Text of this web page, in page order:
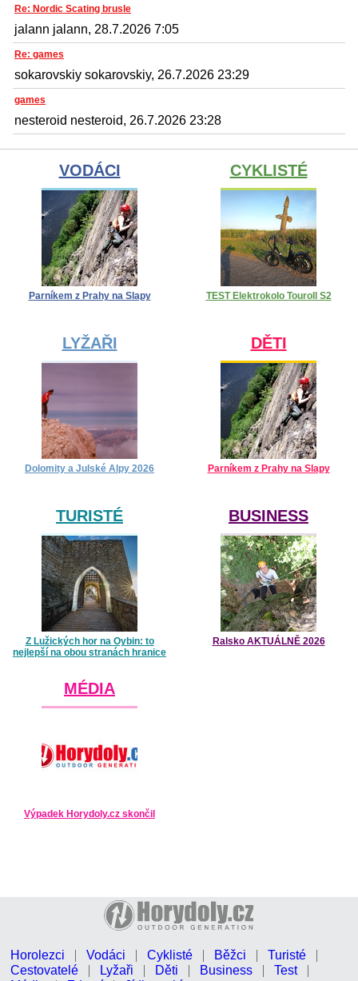
Re: Nordic Scating brusle
jalann jalann, 28.7.2026 7:05
Re: games
sokarovskiy sokarovskiy, 26.7.2026 23:29
games
nesteroid nesteroid, 26.7.2026 23:28
VODÁCI
Parníkem z Prahy na Slapy
CYKLISTÉ
TEST Elektrokolo Touroll S2
LYŽAŘI
Dolomity a Julské Alpy 2026
DĚTI
Parníkem z Prahy na Slapy
TURISTÉ
Z Lužických hor na Oybin: to
nejlepší na obou stranách hranice
BUSINESS
Ralsko AKTUÁLNĚ 2026
MÉDIA
Výpadek Horydoly.cz skončil
Horolezci Vodáci Cyklisté Běžci
Turisté
Cestovatelé
Lyžaři Děti Business
Test